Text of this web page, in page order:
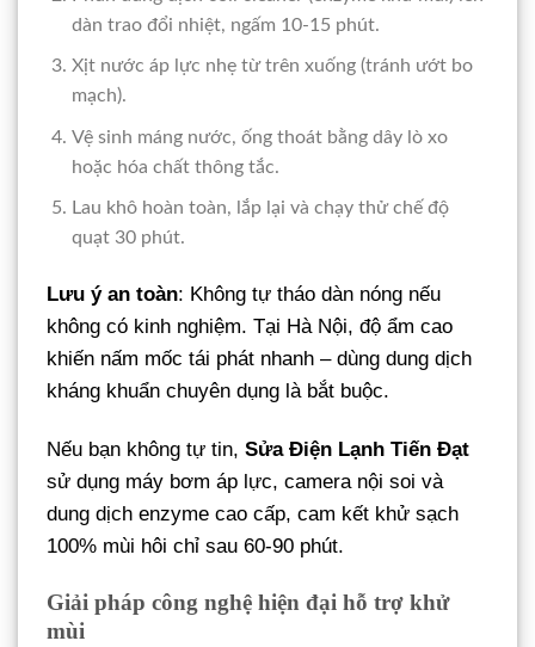
dàn trao đổi nhiệt, ngấm 10-15 phút.
Xịt nước áp lực nhẹ từ trên xuống (tránh ướt bo
mạch).
Vệ sinh máng nước, ống thoát bằng dây lò xo
hoặc hóa chất thông tắc.
Lau khô hoàn toàn, lắp lại và chạy thử chế độ
quạt 30 phút.
Lưu ý an toàn: Không tự tháo dàn nóng nếu
không có kinh nghiệm. Tại Hà Nội, độ ẩm cao
khiến nấm mốc tái phát nhanh – dùng dung dịch
kháng khuẩn chuyên dụng là bắt buộc.
Nếu bạn không tự tin, Sửa Điện Lạnh Tiến Đạt
sử dụng máy bơm áp lực, camera nội soi và
dung dịch enzyme cao cấp, cam kết khử sạch
100% mùi hôi chỉ sau 60-90 phút.
Giải pháp công nghệ hiện đại hỗ trợ khử
mùi